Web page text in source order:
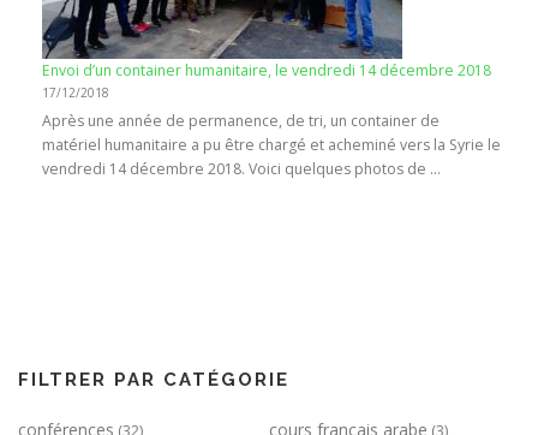
Envoi d’un container humanitaire, le vendredi 14 décembre 2018
17/12/2018
Après une année de permanence, de tri, un container de
matériel humanitaire a pu être chargé et acheminé vers la Syrie le
vendredi 14 décembre 2018. Voici quelques photos de …
FILTRER PAR CATÉGORIE
conférences cours français arabe